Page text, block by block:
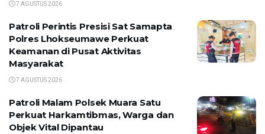
7 AGUSTUS 2026
Patroli Perintis Presisi Sat Samapta
Polres Lhokseumawe Perkuat
Keamanan di Pusat Aktivitas
Masyarakat
7 AGUSTUS 2026
Patroli Malam Polsek Muara Satu
Perkuat Harkamtibmas, Warga dan
Objek Vital Dipantau